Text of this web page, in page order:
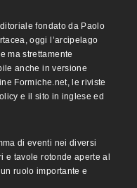
fondato da Paolo
oggi l’arcipelago
ma strettamente
anche in versione
Formiche.net, le riviste
e il sito in inglese ed
di eventi nei diversi
e tavole rotonde aperte al
ruolo importante e